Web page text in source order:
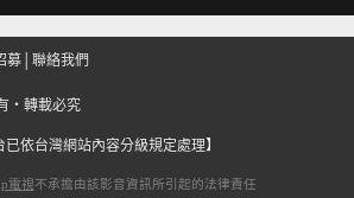
募 聯絡我們
‧轉載必究
已依台灣網站內容分級規定處理】
ip電視不承擔由該影音資訊所引起的法律責任